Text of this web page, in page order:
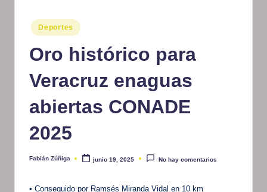
m
at
iv
o
Publicado
en
Deportes
Oro histórico para
Veracruz enaguas
abiertas CONADE
2025
Publicado
Fabián Zúñiga junio 19, 2025 No hay comentarios
• Conseguido por Ramsés Miranda Vidal en 10 km